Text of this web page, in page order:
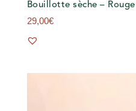
Bouillotte sèche –
29,00€